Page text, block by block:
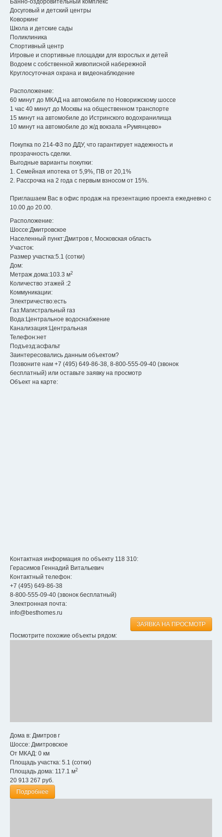
Банно-оздоровительный комплекс
Досуговый и детский центры
Коворкинг
Школа и детские сады
Поликлиника
Спортивный центр
Игровые и спортивные площадки для взрослых и детей
Водоем с собственной живописной набережной
Круглосуточная охрана и видеонаблюдение
Расположение:
60 минут до МКАД на автомобиле по Новорижскому шоссе
1 час 40 минут до Москвы на общественном транспорте
15 минут на автомобиле до Истринского водохранилища
10 минут на автомобиле до ж/д вокзала «Румянцево»
Покупка по 214-ФЗ по ДДУ, что гарантирует надежность и
прозрачность сделки.
Выгодные варианты покупки:
1. Семейная ипотека от 5,9%, ПВ от 20,1%
2. Рассрочка на 2 года с первым взносом от 15%.
Приглашаем Вас в офис продаж на презентацию проекта ежедневно с
10.00 до 20.00.
Расположение:
Шоссе:Дмитровское
Населенный пункт:Дмитров г, Московская область
Участок:
Размер участка:5.1 (сотки)
Дом:
Метраж дома:103.3 м2
Количество этажей :2
Коммуникации:
Электричество:есть
Газ:Магистральный газ
Вода:Центральное водоснабжение
Канализация:Центральная
Телефон:нет
Подъезд:асфальт
Заинтересовались данным объектом?
Позвоните нам +7 (495) 649-86-38, 8-800-555-09-40 (звонок
бесплатный) или оставьте заявку на просмотр
Объект на карте:
Контактная информация по объекту 118 310:
Герасимов Геннадий Витальевич
Контактный телефон:
+7 (495) 649-86-38
8-800-555-09-40 (звонок бесплатный)
Электронная почта:
info@besthomes.ru
ЗАЯВКА НА ПРОСМОТР
Посмотрите похожие объекты рядом:
Дома в: Дмитров г
Шоссе: Дмитровское
От МКАД: 0 км
Площадь участка: 5.1 (сотки)
Площадь дома: 117.1 м2
20 913 267 руб.
Подробнее